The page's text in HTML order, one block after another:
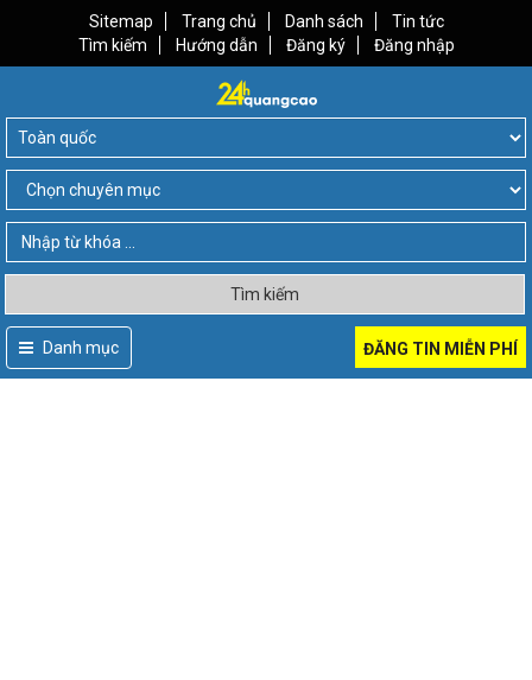
Sitemap Trang chủ Danh sách
Tin tức
Tìm kiếm
Hướng dẫn Đăng ký Đăng nhập
Tìm kiếm
Danh mục ĐĂNG TIN MIỄN PHÍ